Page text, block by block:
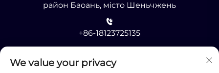
район Баоань, місто Шеньчжень
+86-18123725135
[email protected]
We value your privacy